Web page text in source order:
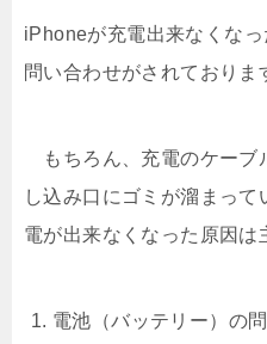
iPhoneが充電出来なくな
問い合わせがされておりま
もちろん、充電のケーブ
し込み口にゴミが溜まっ
電が出来なくなった原因は
電池（バッテリー）の